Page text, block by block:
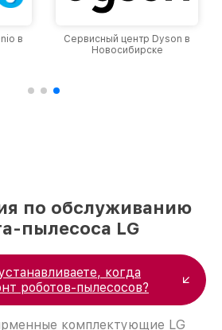
в
Сервисный центр Dyson в
Новосибирске
по обслуживанию
пылесоса LG
когда
роботов-пылесосов?
комплектующие LG